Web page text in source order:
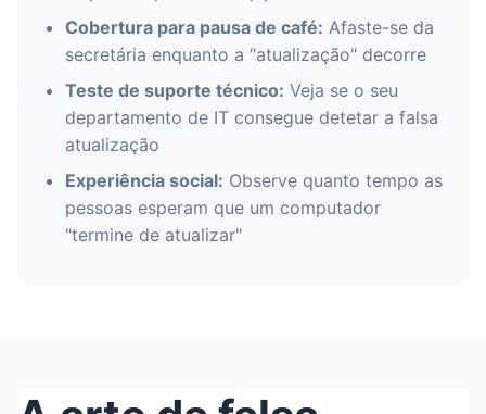
Cobertura para pausa de café: Afaste-se da
secretária enquanto a "atualização" decorre
Teste de suporte técnico: Veja se o seu
departamento de IT consegue detetar a falsa
atualização
Experiência social: Observe quanto tempo as
pessoas esperam que um computador
"termine de atualizar"